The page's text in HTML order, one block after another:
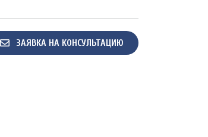
ЗАЯВКА НА КОНСУЛЬТАЦИЮ